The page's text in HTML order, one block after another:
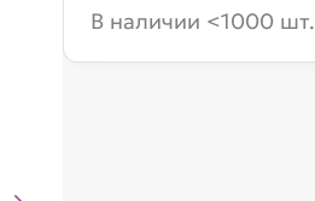
В наличии <1000 шт.